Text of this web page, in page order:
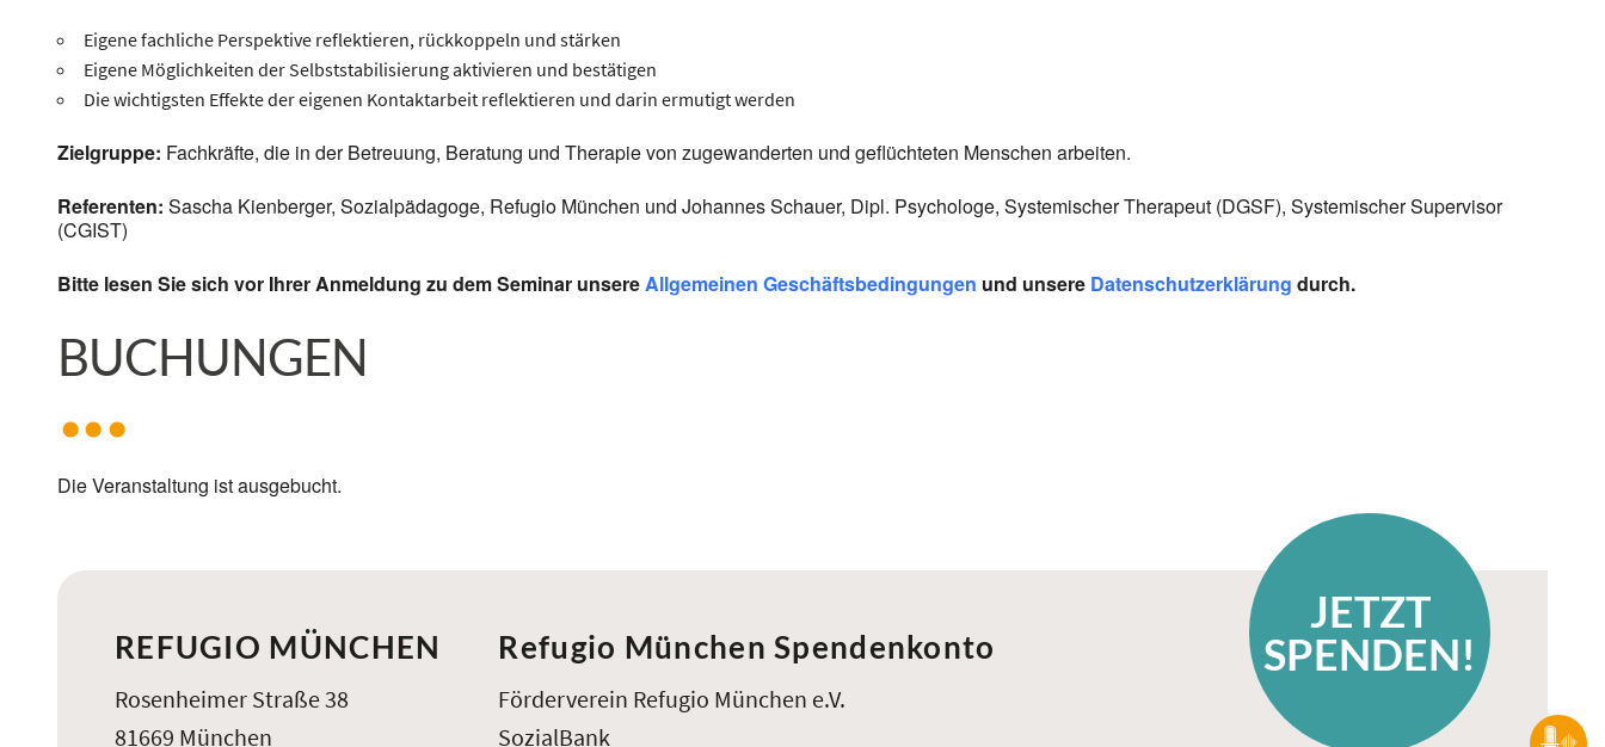
Eigene fachliche Perspektive reflektieren, rückkoppeln und stärken
Eigene Möglichkeiten der Selbststabilisierung aktivieren und bestätigen
Die wichtigsten Effekte der eigenen Kontaktarbeit reflektieren und darin ermutigt werden
Zielgruppe: Fachkräfte, die in der Betreuung, Beratung und Therapie von zugewanderten und geflüchteten Menschen arbeiten.
Referenten: Sascha Kienberger, Sozialpädagoge, Refugio München und Johannes Schauer, Dipl. Psychologe, Systemischer Therapeut (DGSF), Systemischer Supervisor
(CGIST)
Bitte lesen Sie sich vor Ihrer Anmeldung zu dem Seminar unsere Allgemeinen Geschäftsbedingungen und unsere Datenschutzerklärung durch.
BUCHUNGEN
Die Veranstaltung ist ausgebucht.
JETZT
SPENDEN!
REFUGIO MÜNCHEN
Rosenheimer Straße 38
81669 München
Refugio München Spendenkonto
Förderverein Refugio München e.V.
SozialBank